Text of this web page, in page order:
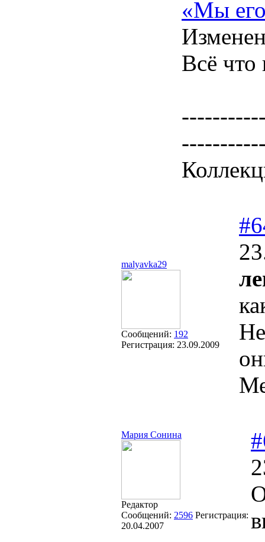
«Мы
Всё что
malyavka29
Сообщений: 192
Регистрация: 23.09.2009
Мария Сонина
Редактор
Сообщений: 2596 Регистрация:
20.04.2007